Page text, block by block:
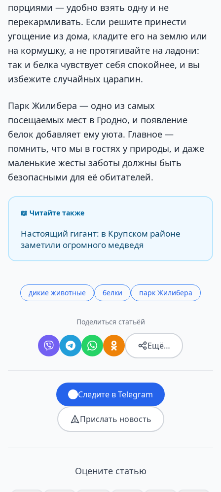
порциями — удобно взять одну и не
перекармливать. Если решите принести
угощение из дома, кладите его на землю или
на кормушку, а не протягивайте на ладони:
так и белка чувствует себя спокойнее, и вы
избежите случайных царапин.
Парк Жилибера — одно из самых
посещаемых мест в Гродно, и появление
белок добавляет ему уюта. Главное —
помнить, что мы в гостях у природы, и даже
маленькие жесты заботы должны быть
безопасными для её обитателей.
📖 Читайте также
Настоящий гигант: в Крупском районе
заметили огромного медведя
дикие животные белки парк Жилибера
Поделиться статьёй
Ещё…
Следите в Telegram
Прислать новость
Оцените статью